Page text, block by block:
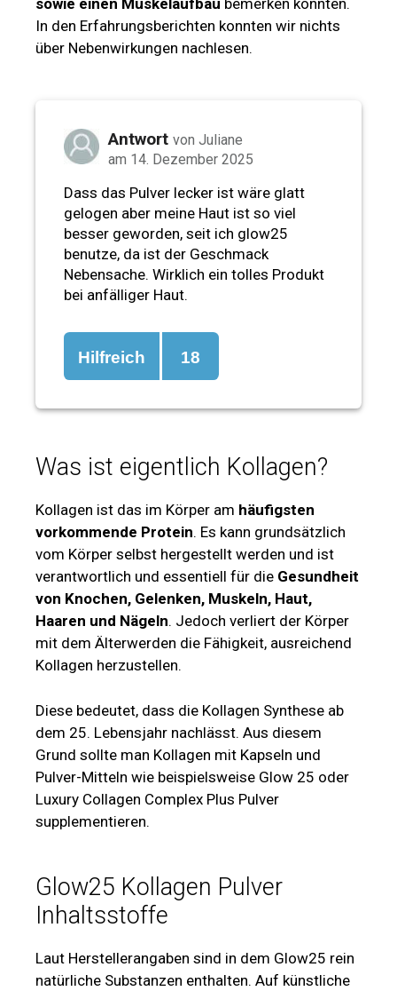
sowie einen Muskelaufbau bemerken konnten.
In den Erfahrungsberichten konnten wir nichts
über Nebenwirkungen nachlesen.
Antwort von Juliane
am 14. Dezember 2025
Dass das Pulver lecker ist wäre glatt
gelogen aber meine Haut ist so viel
besser geworden, seit ich glow25
benutze, da ist der Geschmack
Nebensache. Wirklich ein tolles Produkt
bei anfälliger Haut.
Hilfreich 18
Was ist eigentlich Kollagen?
Kollagen ist das im Körper am häufigsten
vorkommende Protein. Es kann grundsätzlich
vom Körper selbst hergestellt werden und ist
verantwortlich und essentiell für die Gesundheit
von Knochen, Gelenken, Muskeln, Haut,
Haaren und Nägeln. Jedoch verliert der Körper
mit dem Älterwerden die Fähigkeit, ausreichend
Kollagen herzustellen.
Diese bedeutet, dass die Kollagen Synthese ab
dem 25. Lebensjahr nachlässt. Aus diesem
Grund sollte man Kollagen mit Kapseln und
Pulver-Mitteln wie beispielsweise Glow 25 oder
Luxury Collagen Complex Plus Pulver
supplementieren.
Glow25 Kollagen Pulver
Inhaltsstoffe
Laut Herstellerangaben sind in dem Glow25 rein
natürliche Substanzen enthalten. Auf künstliche